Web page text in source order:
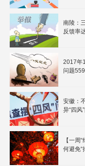
南陵：三
反馈率
2017年
问题
安徽：不停步再
异“四风
【一周
何避免“